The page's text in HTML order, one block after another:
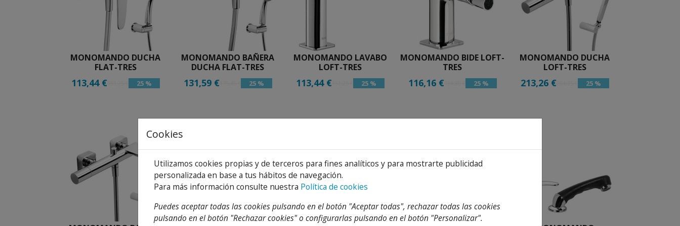
MONOMANDO DUCHA
FLAT-TRES
113,44 € 25 %
MONOMANDO BAÑERA
DUCHA FLAT-TRES
131,59 € 25 %
MONOMANDO LAVABO
LOFT-TRES
113,44 € 25 %
MONOMANDO BIDE LOFT-
TRES
116,16 € 25 %
MONOMANDO DUCHA
LOFT-TRES
213,26 € 25 %
Cookies
Utilizamos cookies propias y de terceros para fines analíticos y para mostrarte publicidad
personalizada en base a tus hábitos de navegación.
Para más información consulte nuestra Política de cookies
Puedes aceptar todas las cookies pulsando en el botón "Aceptar todas", rechazar todas las cookies
pulsando en el botón "Rechazar cookies" o configurarlas pulsando en el botón "Personalizar".